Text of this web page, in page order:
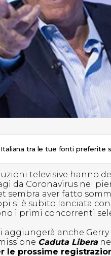
tra le tue fonti preferite
televisive hanno
da Coronavirus nel
sembra aver fatto
si è subito lanciata
i primi concorrenti
anche
Caduta Libera
le prossime